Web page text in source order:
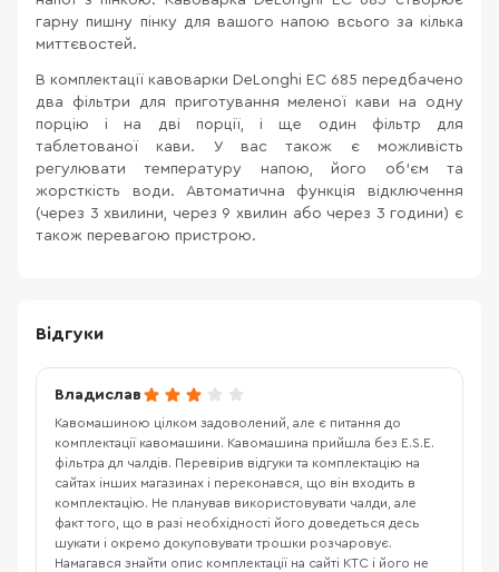
гарну пишну пінку для вашого напою всього за кілька
миттєвостей.
В комплектації кавоварки DeLonghi EC 685 передбачено
два фільтри для приготування меленої кави на одну
порцію і на дві порції, і ще один фільтр для
таблетованої кави. У вас також є можливість
регулювати температуру напою, його об'єм та
жорсткість води. Автоматична функція відключення
(через 3 хвилини, через 9 хвилин або через 3 години) є
також перевагою пристрою.
Відгуки
Владислав
Кавомашиною цілком задоволений, але є питання до
комплектації кавомашини. Кавомашина прийшла без E.S.E.
фільтра дл чалдів. Перевірив відгуки та комплектацію на
сайтах інших магазинах і переконався, що він входить в
комплектацію. Не планував використовувати чалди, але
факт того, що в разі необхідності його доведеться десь
шукати і окремо докуповувати трошки розчаровує.
Намагався знайти опис комплектації на сайті КТС і його не